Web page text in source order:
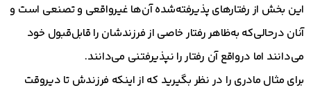
این بخش از رفتارهای پذیرفته‌شده آن‌ها غیرواقعی و تصنعی است و
آنان درحالی‌که به‌ظاهر رفتار خاصی از فرزندشان را قابل‌قبول خود
می‌دانند اما درواقع آن رفتار را نپذیرفتنی می‌دانند.
برای مثال مادری را در نظر بگیرید که از اینکه فرزندش تا دیروقت